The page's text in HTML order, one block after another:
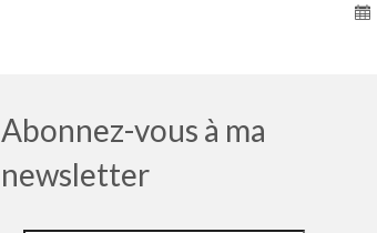
Abonnez-vous à ma
newsletter